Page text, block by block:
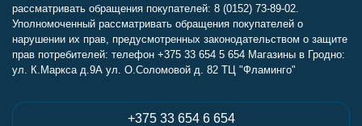
рассматривать обращения покупателей: 8 (0152) 73-89-02.
Уполномоченный рассматривать обращения покупателей о
нарушении их прав, предусмотренных законодательством о защите
прав потребителей: телефон +375 33 654 5 654 Магазины в Гродно:
ул. К.Маркса д.9А ул. О.Соломовой д. 82 ТЦ "Фламинго"
+375 33 654 6 654